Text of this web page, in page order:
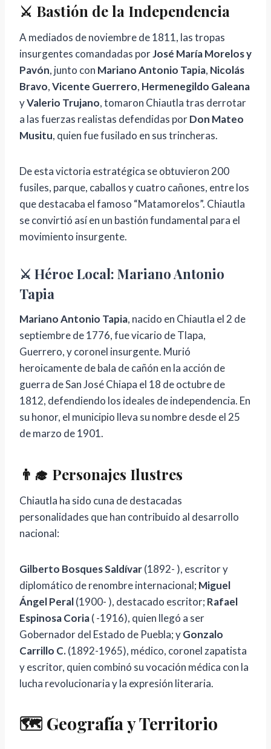
⚔️ Bastión de la Independencia
A mediados de noviembre de 1811, las tropas
insurgentes comandadas porJosé María Morelos y
Pavón, junto con Mariano Antonio Tapia, Nicolás
Bravo,Vicente Guerrero, Hermenegildo Galeana
yValerio Trujano, tomaron Chiautla tras derrotar
a las fuerzas realistas defendidas porDon Mateo
Musitu, quien fue fusilado en sus trincheras.
De esta victoria estratégica se obtuvieron 200
fusiles, parque, caballos y cuatro cañones, entre los
que destacaba el famoso “Matamorelos”. Chiautla
se convirtió así en un bastión fundamental para el
movimiento insurgente.
⚔️ Héroe Local: Mariano Antonio
Tapia
Mariano Antonio Tapia, nacido en Chiautla el 2 de
septiembre de 1776, fue vicario de Tlapa,
Guerrero, y coronel insurgente. Murió
heroicamente de bala de cañón en la acción de
guerra de San José Chiapa el 18 de octubre de
1812, defendiendo los ideales de independencia. En
su honor, el municipio lleva su nombre desde el 25
de marzo de 1901.
👨‍🎓 Personajes Ilustres
Chiautla ha sido cuna de destacadas
personalidades que han contribuido al desarrollo
nacional:
Gilberto Bosques Saldívar(1892- ), escritor y
diplomático de renombre internacional; Miguel
Ángel Peral(1900- ), destacado escritor; Rafael
Espinosa Coria( -1916), quien llegó a ser
Gobernador del Estado de Puebla; yGonzalo
Carrillo C.(1892-1965), médico, coronel zapatista
y escritor, quien combinó su vocación médica con la
lucha revolucionaria y la expresión literaria.
🗺️ Geografía y Territorio